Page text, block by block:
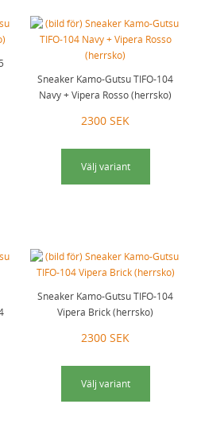
Sneaker Kamo-Gutsu TIFO-104
Navy + Vipera Rosso (herrsko)
2300 SEK
Välj variant
Sneaker Kamo-Gutsu TIFO-104
Vipera Brick (herrsko)
2300 SEK
Välj variant